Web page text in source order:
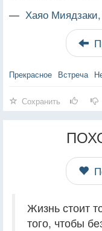
— Хаяо Миядзаки,
Прекрасное Встреча
Сохранить
Жизнь стоит
того, чтобы